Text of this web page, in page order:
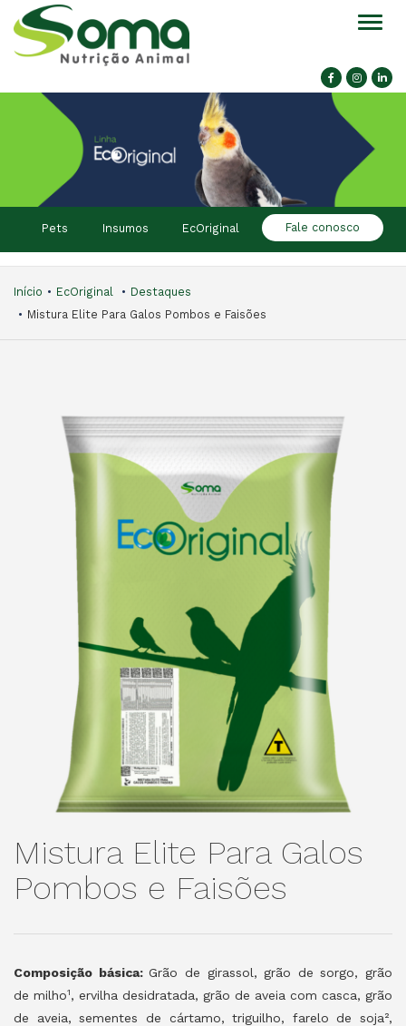
Pets Insumos EcOriginal Fale conosco
Início EcOriginal
Destaques
Mistura Elite Para Galos Pombos e Faisões
Mistura Elite Para Galos
Pombos e Faisões
Composição básica:Grão de girassol, grão de sorgo, grão
de milho1, ervilha desidratada, grão de aveia com casca, grão
de aveia, sementes de cártamo, triguilho, farelo de soja²,